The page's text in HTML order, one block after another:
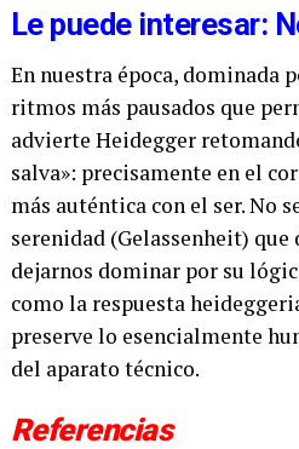
Le puede interesar:
En nuestra época, dominada
ritmos más pausados que
advierte Heidegger
salva»: precisamente en el
más auténtica con el ser. No
serenidad (Gelassenheit)
dejarnos dominar por su
como la respuesta
preserve lo esencialmente
del aparato técnico.
Referencias